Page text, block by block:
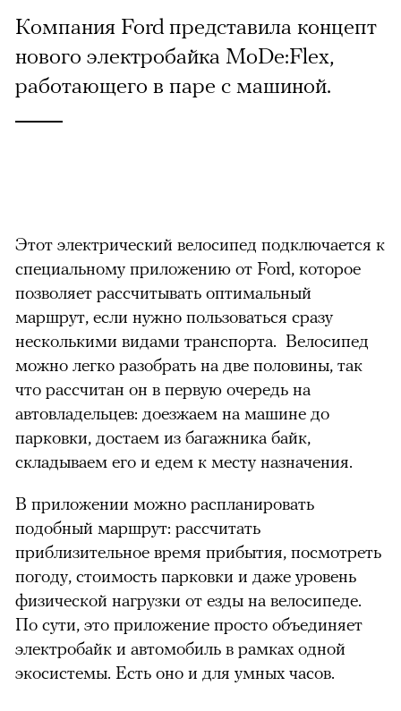
Компания Ford представила концепт
нового электробайка MoDe:Flex,
работающего в паре с машиной.
Этот электрический велосипед подключается к
специальному приложению от Ford, которое
позволяет рассчитывать оптимальный
маршрут, если нужно пользоваться сразу
несколькими видами транспорта. Велосипед
можно легко разобрать на две половины, так
что рассчитан он в первую очередь на
автовладельцев: доезжаем на машине до
парковки, достаем из багажника байк,
складываем его и едем к месту назначения.
В приложении можно распланировать
подобный маршрут: рассчитать
приблизительное время прибытия, посмотреть
погоду, стоимость парковки и даже уровень
физической нагрузки от езды на велосипеде.
По сути, это приложение просто объединяет
электробайк и автомобиль в рамках одной
экосистемы. Есть оно и для умных часов.